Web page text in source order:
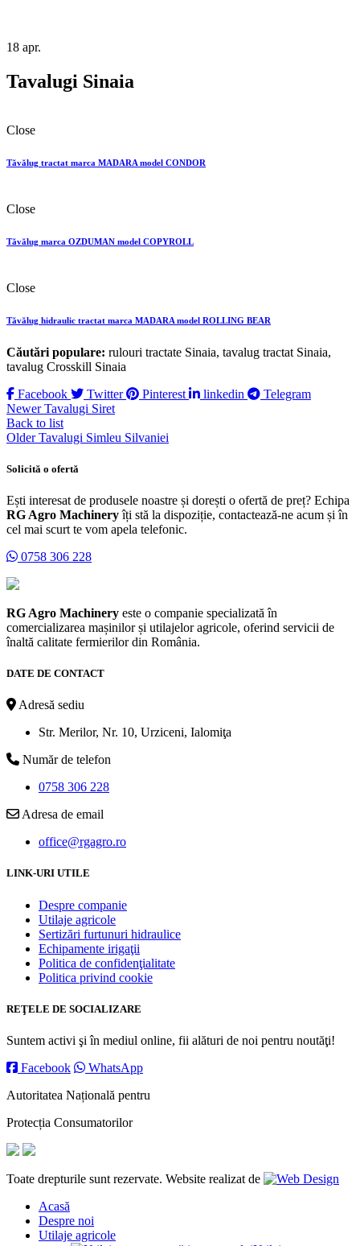
18 apr.
Tavalugi Sinaia
Close
Tăvălug tractat marca MADARA model CONDOR
Close
Tăvălug marca OZDUMAN model COPYROLL
Close
Tăvălug hidraulic tractat marca MADARA model ROLLING BEAR
Căutări populare: rulouri tractate Sinaia, tavalug tractat Sinaia,
tavalug Crosskill Sinaia
Facebook
Twitter Pinterest linkedin
Telegram
Newer Tavalugi Siret
Back to list
Older Tavalugi Simleu Silvaniei
Solicită o ofertă
Ești interesat de produsele noastre și dorești o ofertă de preț? Echipa
RG Agro Machineryîți stă la dispoziție, contactează-ne acum și în
cel mai scurt te vom apela telefonic.
0758 306 228
RG Agro Machinery este o companie specializată în
comercializarea mașinilor și utilajelor agricole, oferind servicii de
înaltă calitate fermierilor din România.
DATE DE CONTACT
Adresă sediu
Str. Merilor, Nr. 10, Urziceni, Ialomiţa
Număr de telefon
0758 306 228
Adresa de email
office@rgagro.ro
LINK-URI UTILE
Despre companie
Utilaje agricole
Sertizări furtunuri hidraulice
Echipamente irigaţii
Politica de confidenţialitate
Politica privind cookie
REŢELE DE SOCIALIZARE
Suntem activi şi în mediul online, fii alături de noi pentru noutăţi!
Facebook
WhatsApp
Autoritatea Națională pentru
Protecția Consumatorilor
Toate drepturile sunt rezervate. Website realizat de
Acasă
Despre noi
Utilaje agricole